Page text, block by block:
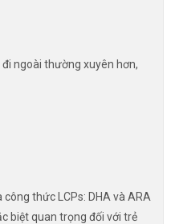
ngoài thường xuyên hơn,
thức LCPs: DHA và ARA
biệt quan trọng đối với trẻ